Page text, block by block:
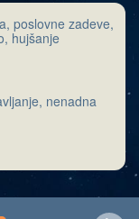
poslovne zadeve,
hujšanje
nenadna